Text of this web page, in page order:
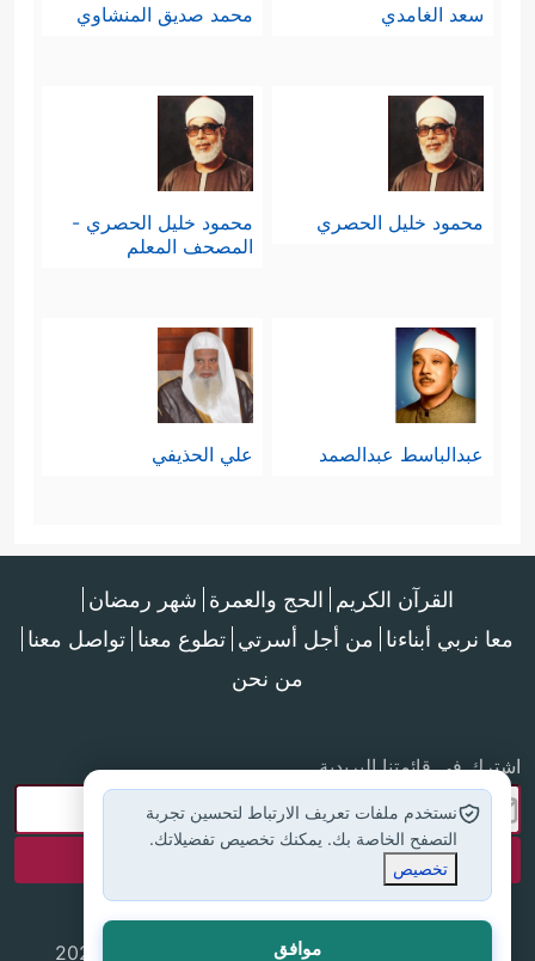
سعد الغامدي محمد صديق المنشاوي
محمود خليل الحصري
محمود خليل الحصري -
المصحف المعلم
عبدالباسط عبدالصمد علي الحذيفي
القرآن الكريم الحج والعمرة شهر رمضان
معا نربي أبناءنا من أجل أسرتي تطوع معنا تواصل معنا
من نحن
اشترك في قائمتنا البريدية
جميع الحقوق محفوظة لموقع إسلام أون لاين © 2025
نستخدم ملفات تعريف الارتباط لتحسين تجربة
التصفح الخاصة بك. يمكنك تخصيص تفضيلاتك.
تخصيص
موافق